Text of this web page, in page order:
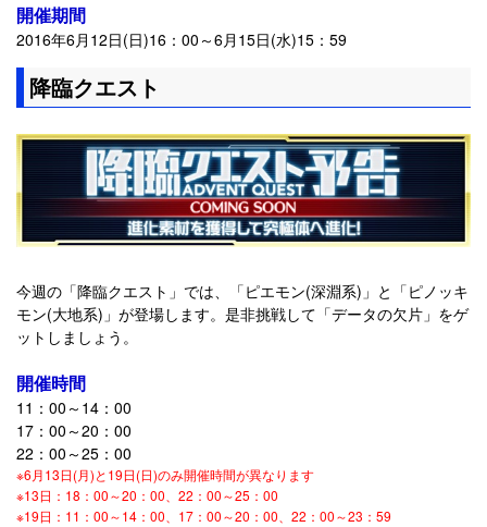
開催期間
2016年6月12日(日)16：00～6月15日(水)15：59
降臨クエスト
今週の「降臨クエスト」では、「ピエモン(深淵系)」と「ピノッキ
モン(大地系)」が登場します。是非挑戦して「データの欠片」をゲ
ットしましょう。
開催時間
11：00～14：00
17：00～20：00
22：00～25：00
※6月13日(月)と19日(日)のみ開催時間が異なります
※13日：18：00～20：00、22：00～25：00
※19日：11：00～14：00、17：00～20：00、22：00～23：59